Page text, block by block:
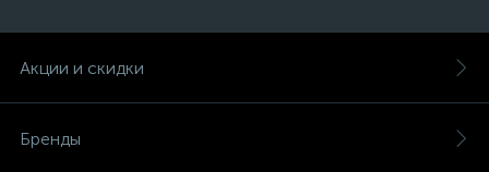
Акции и скидки
Бренды